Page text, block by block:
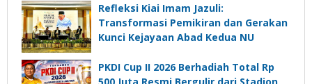
Refleksi Kiai Imam Jazuli:
Transformasi Pemikiran dan Gerakan
Kunci Kejayaan Abad Kedua NU
PKDI Cup II 2026 Berhadiah Total Rp